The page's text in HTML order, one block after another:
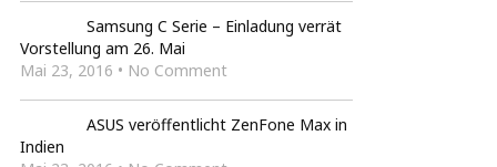
Samsung C Serie – Einladung verrät
Vorstellung am 26. Mai
Mai 23, 2016 • No Comment
ASUS veröffentlicht ZenFone Max in
Indien